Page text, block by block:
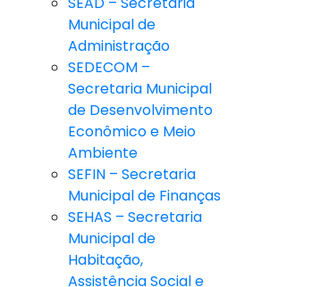
Municipal de
Administração
SEDECOM –
Secretaria Municipal
de Desenvolvimento
Econômico e Meio
Ambiente
SEFIN – Secretaria
Municipal de Finanças
SEHAS – Secretaria
Municipal de
Habitação,
Assistência Social e